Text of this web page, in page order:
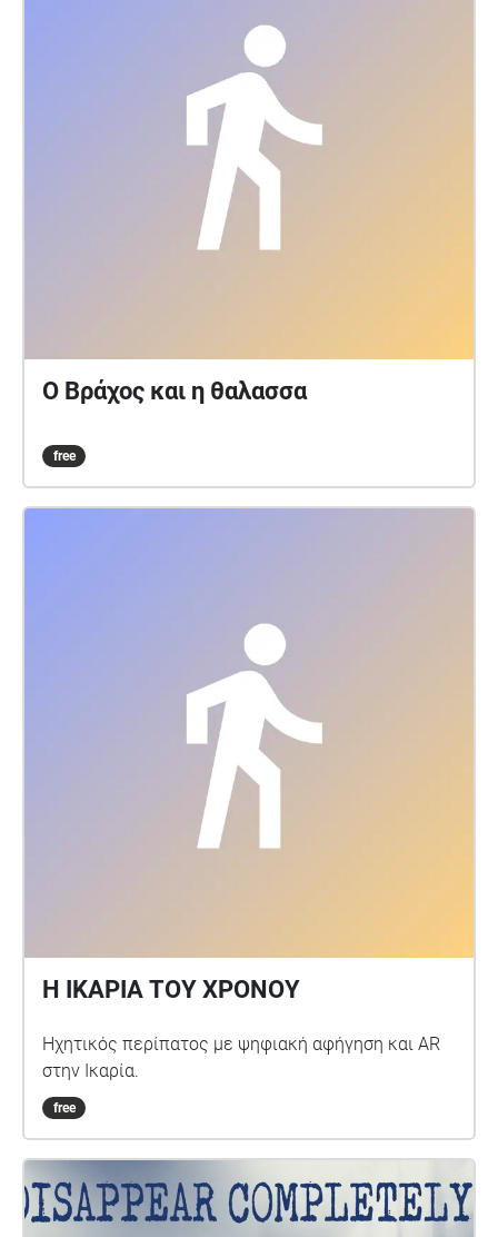
Ο Βράχος και η θαλασσα
free
Η ΙΚΑΡΙΑ ΤΟΥ ΧΡΟΝΟΥ
Ηχητικός περίπατος με ψηφιακή αφήγηση και AR
στην Ικαρία.
free